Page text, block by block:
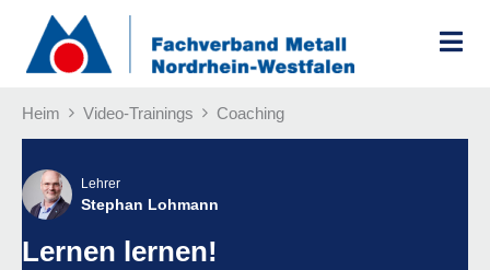
springen
Heim Video-Trainings Coaching
Lehrer
Stephan Lohmann
Lernen lernen!